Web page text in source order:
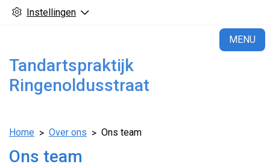
Instellingen
MENU
Tandartspraktijk
Ringenoldusstraat
Home Over ons Ons team
Ons team